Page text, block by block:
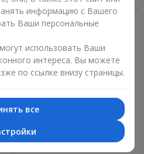
Романтический букет
информацию с Вашего
Ваши персональные
использовать Ваши
интереса. Вы можете
по ссылке внизу страницы.
все